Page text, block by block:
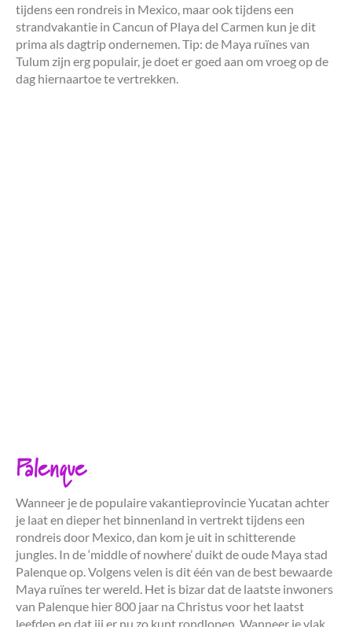
tijdens een rondreis in Mexico, maar ook tijdens een
strandvakantie in Cancun of Playa del Carmen kun je dit
prima als dagtrip ondernemen. Tip: de Maya ruïnes van
Tulum zijn erg populair, je doet er goed aan om vroeg op de
dag hiernaartoe te vertrekken.
Palenque
Wanneer je de populaire vakantieprovincie Yucatan achter
je laat en dieper het binnenland in vertrekt tijdens een
rondreis door Mexico, dan kom je uit in schitterende
jungles. In de ‘middle of nowhere’ duikt de oude Maya stad
Palenque op. Volgens velen is dit één van de best bewaarde
Maya ruïnes ter wereld. Het is bizar dat de laatste inwoners
van Palenque hier 800 jaar na Christus voor het laatst
leefden en dat jij er nu zo kunt rondlopen. Wanneer je vlak